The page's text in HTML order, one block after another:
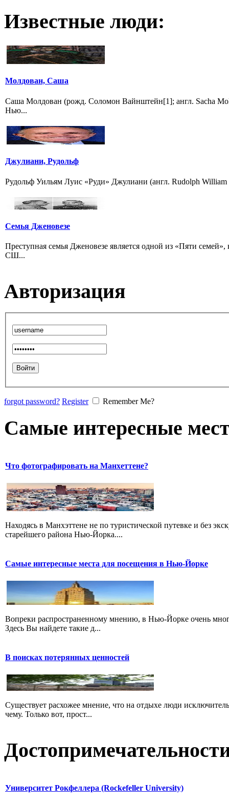
Известные люди:
Молдован, Саша
Саша Молдован (рожд. Соломон Вайнштейн[1]; англ. Sacha
Нью...
Джулиани, Рудольф
Рудольф Уильям Луис «Руди» Джулиани (англ. Rudolph
Семья Дженовезе
Преступная семья Дженовезе является одной из «Пяти
СШ...
Авторизация
forgot password? Register Remember Me?
Самые интересные
Что фотографировать на Манхеттене?
Находясь в Манхэттене не по туристической путевке и без
старейшего района Нью-Йорка....
Самые интересные места для посещения в Нью-Йорке
Вопреки распространенному мнению, в Нью-Йорке очень
Здесь Вы найдете такие д...
В поисках потерянных ценностей
Существует расхожее мнение, что на отдыхе люди
чему. Только вот, прост...
Университет Рокфеллера (Rockefeller University)